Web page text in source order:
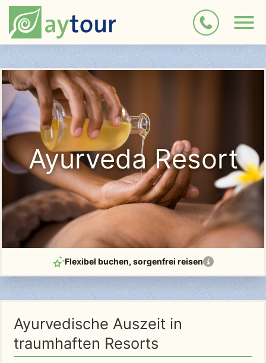
Ayurveda Resort
Flexibel buchen, sorgenfrei reisen
Ayurvedische Auszeit in
traumhaften Resorts